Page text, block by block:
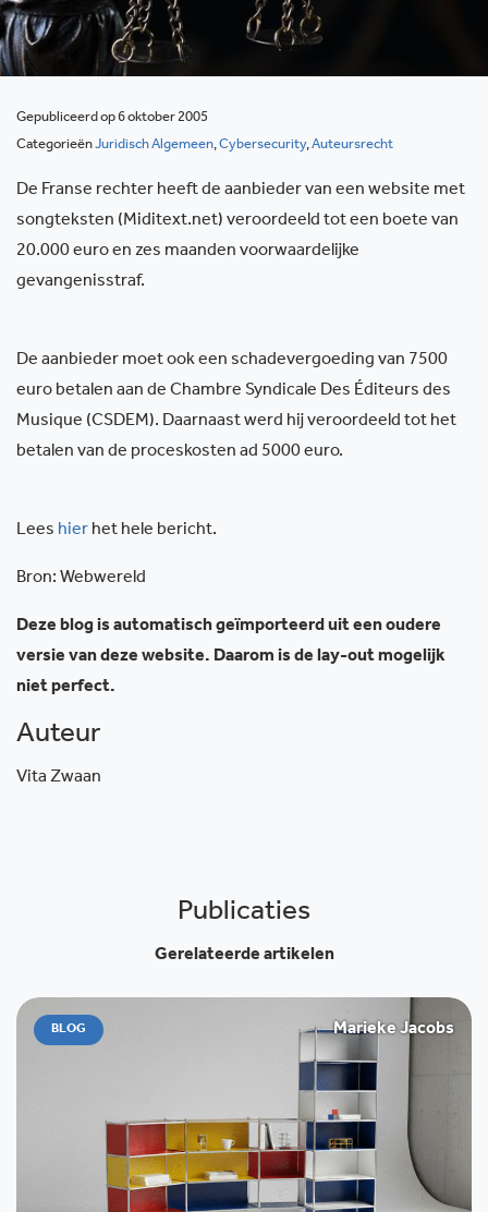
Gepubliceerd op 6 oktober 2005
CategorieënJuridisch Algemeen,Cybersecurity,Auteursrecht
De Franse rechter heeft de aanbieder van een website met
songteksten (Miditext.net) veroordeeld tot een boete van
20.000 euro en zes maanden voorwaardelijke
gevangenisstraf.
De aanbieder moet ook een schadevergoeding van 7500
euro betalen aan de Chambre Syndicale Des Éditeurs des
Musique (CSDEM). Daarnaast werd hij veroordeeld tot het
betalen van de proceskosten ad 5000 euro.
Lees hier het hele bericht.
Bron: Webwereld
Deze blog is automatisch geïmporteerd uit een oudere
versie van deze website. Daarom is de lay-out mogelijk
niet perfect.
Auteur
Vita Zwaan
Publicaties
Gerelateerde artikelen
BLOG Marieke Jacobs